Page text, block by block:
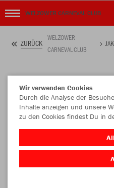
WELZOWER CARNEVAL CLUB
ZURÜCK
WELZOWER
CARNEVAL CLUB
Wir verwenden Cookies
Durch die Analyse der
Inhalte anzeigen und unsere
zu den Cookies findest Du in